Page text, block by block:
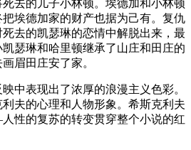
去的儿子小林顿。埃德加和小林顿
埃德加家的财产也据为己有。复仇
去的凯瑟琳的恋情中解脱出来，最
瑟琳和哈里顿继承了山庄和田庄的
眉田庄安了家。
中表现出了浓厚的浪漫主义色彩。
夫的心理和人物形象。希斯克利夫
的复苏的转变贯穿整个小说的红